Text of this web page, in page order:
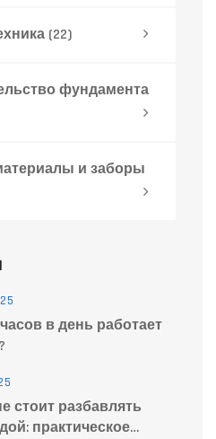
(22)
фундамента
и заборы
в день работает
стоит разбавлять
практическое